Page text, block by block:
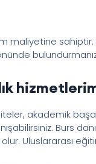
maliyetine
akademik
Burs
Uluslararası